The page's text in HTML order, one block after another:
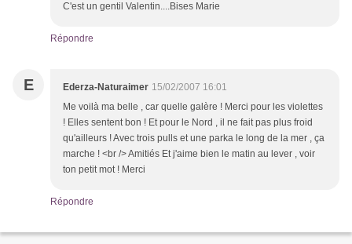
C'est un gentil Valentin....Bises Marie
Répondre
E Ederza-Naturaimer 15/02/2007 16:01
Me voilà ma belle , car quelle galère ! Merci pour les violettes
! Elles sentent bon ! Et pour le Nord , il ne fait pas plus froid
qu'ailleurs ! Avec trois pulls et une parka le long de la mer , ça
marche ! <br /> Amitiés Et j'aime bien le matin au lever , voir
ton petit mot ! Merci
Répondre